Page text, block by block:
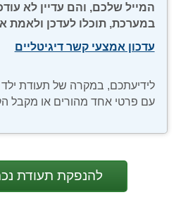
המייל שלכם, והם עדיין לא
במערכת, תוכלו לעדכן ולאמת
עדכון אמצעי קשר דיגיטליים
לידיעתכם, במקרה של תעודת
עם פרטי אחד מהורים או מקבל